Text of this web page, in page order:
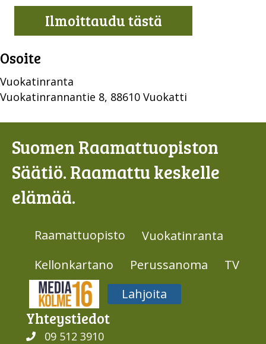
Ilmoittaudu tästä
Osoite
Vuokatinranta
Vuokatinrannantie 8, 88610 Vuokatti
Suomen Raamattuopiston
Säätiö. Raamattu keskelle
elämää.
Raamattuopisto
Vuokatinranta
Kellonkartano
Perussanoma
TV
Media316
Lahjoita
Yhteys­tiedot
09 512 3910